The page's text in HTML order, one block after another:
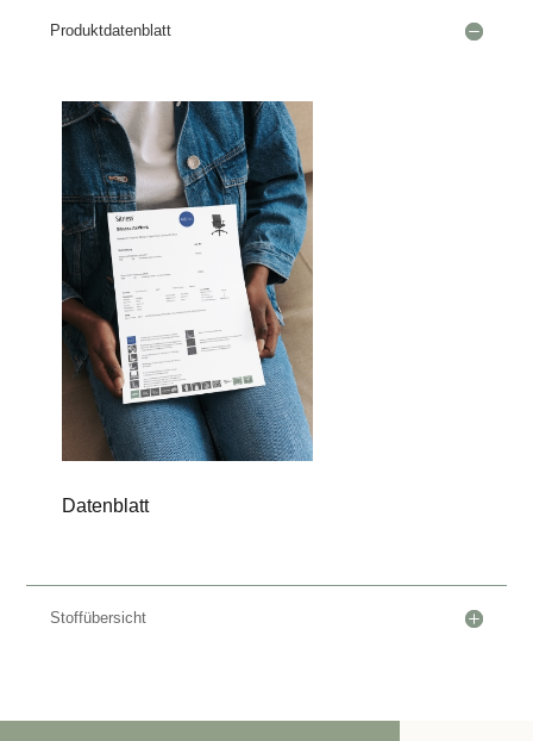
Produktdatenblatt
Datenblatt
Stoffübersicht